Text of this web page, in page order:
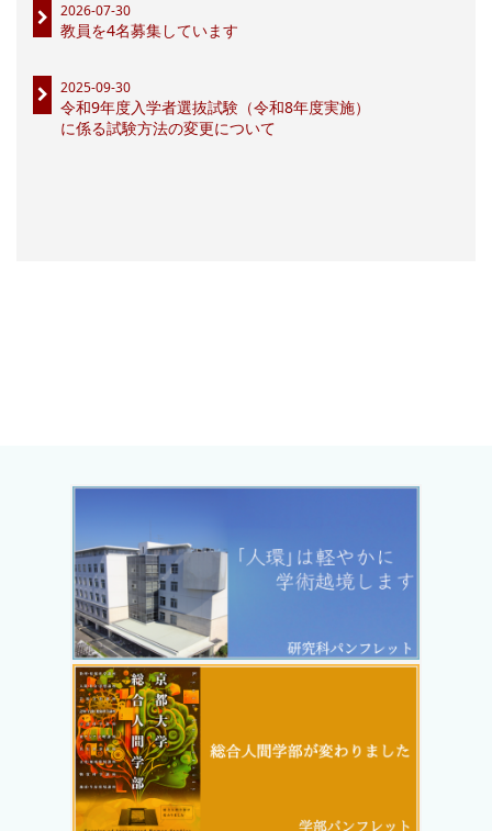
2026-07-30
教員を4名募集しています
2025-09-30
令和9年度入学者選抜試験（令和8年度実施）
に係る試験方法の変更について